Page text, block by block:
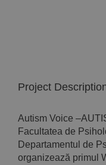
Project
Autism Voice
Facultatea de
Departamentul de
organizează primul